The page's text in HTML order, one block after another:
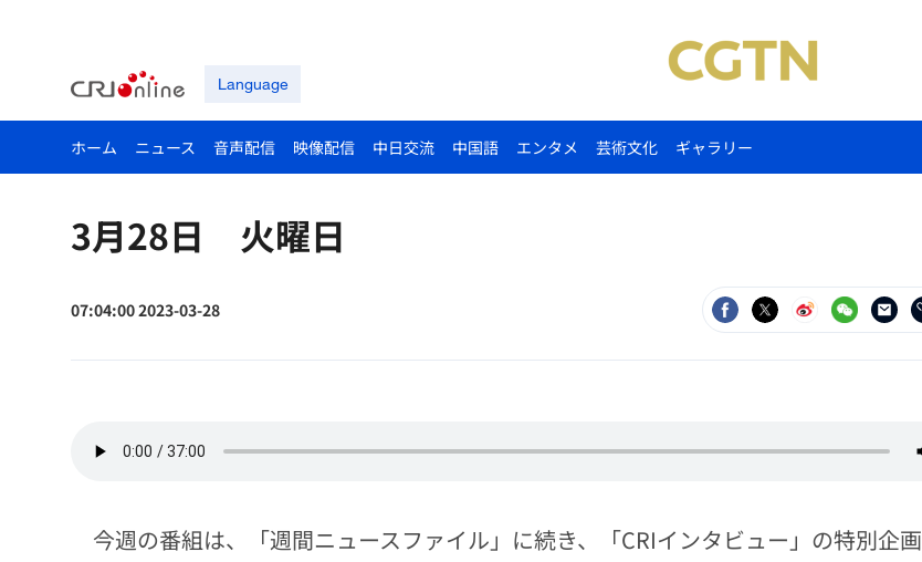
Language
ホーム ニュース 音声配信 映像配信 中日交流 中国語 エンタメ 芸術文化 ギャラリー
3月28日 火曜日
07:04:00 2023-03-28
今週の番組は、「週間ニュースファイル」に続き、「CRIインタビュー」の特別企画